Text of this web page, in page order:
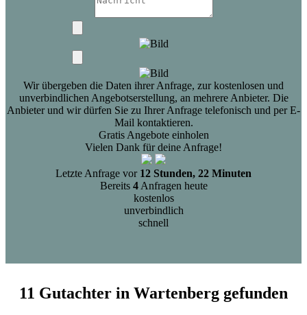
Wir übergeben die Daten ihrer Anfrage, zur kostenlosen und
unverbindlichen Angebotserstellung, an mehrere Anbieter. Die
Anbieter und wir dürfen Sie zu Ihrer Anfrage telefonisch und per E-
Mail kontaktieren.
Gratis Angebote einholen
Vielen Dank für deine Anfrage!
Letzte Anfrage vor 12 Stunden, 22 Minuten
Bereits 4Anfragen heute
kostenlos
unverbindlich
schnell
11 Gutachter in Wartenberg gefunden